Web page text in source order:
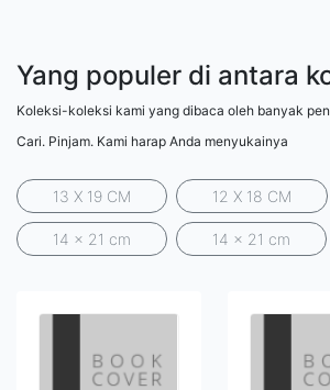
Yang populer di antara
Koleksi-koleksi kami yang dibaca oleh banyak
Cari. Pinjam. Kami harap Anda menyukainya
13 X 19 CM 12 X 18 CM
14 x 21 cm 14 x 21 cm